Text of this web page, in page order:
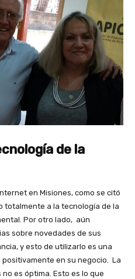
de la
en Misiones, como se citó
totalmente a la tecnología de la
Por otro lado, aún
sobre novedades de sus
y esto de utilizarlo es una
en su negocio. La
es óptima. Esto es lo que